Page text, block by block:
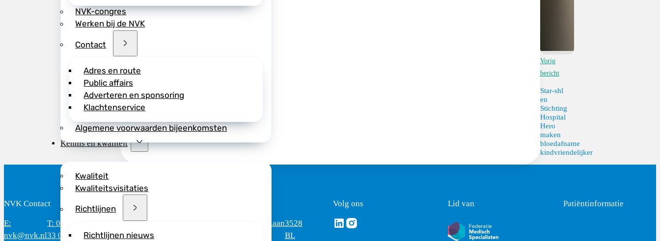
NVK-congres
Werken bij de NVK
Contact
Adres en route
Public affairs
Adverteren en sponsoring
Klachtenservice
Algemene voorwaarden bijeenkomsten
Kennis en kwaliteit
Kwaliteit
Kwaliteitsvisitaties
Richtlijnen
Richtlijnen nieuws
Vorig
bericht
Star-shl
en
Stichting
Hospital
Hero
maken
bloedafname
kindvriendelijker
NVK Contact
E:
nvk@nvk.nl
T: 088 - 282
33 06
Bereikbaar: 8.30 - 17.00 uur
(werkdagen)
Mercatorlaan3528
BL
Volg ons
Volg ons via Linkedin
Volg ons via Instagram
Lid van Patiëntinformatie